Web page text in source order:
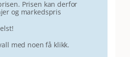
Prisen kan derfor
og markedspris
med noen få klikk.